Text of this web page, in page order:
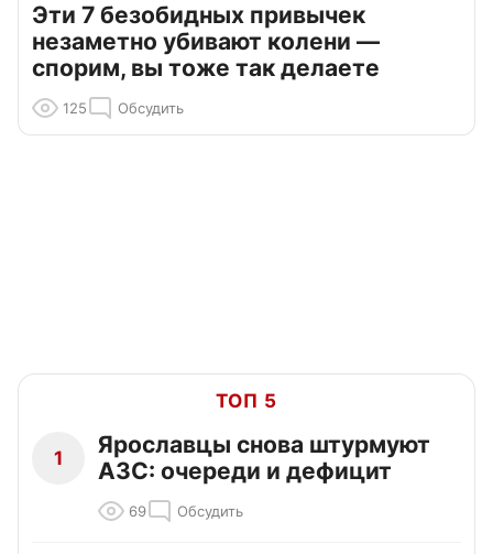
Эти 7 безобидных привычек
незаметно убивают колени —
спорим, вы тоже так делаете
125 Обсудить
ТОП 5
1
Ярославцы снова штурмуют
АЗС: очереди и дефицит
69 Обсудить